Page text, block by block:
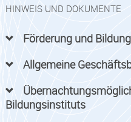
HINWEIS UND DOKUMENTE
Förderung und
Allgemeine
Bildungsinstituts